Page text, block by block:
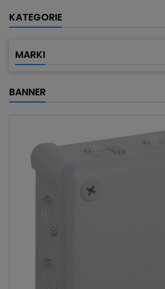
KATEGORIE
MARKI
BANNER